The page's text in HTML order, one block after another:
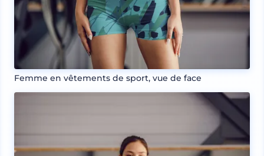
Femme en vêtements de sport, vue de face